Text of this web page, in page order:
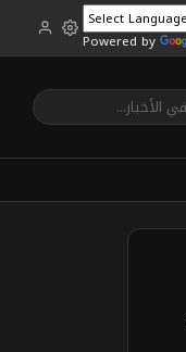
Powered by